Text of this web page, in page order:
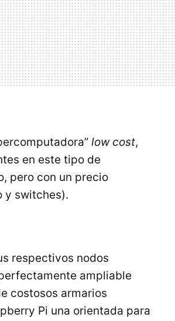
low cost,
en este tipo de
pero con un precio
y switches).
respectivos nodos
ampliable
costosos armarios
Pi una orientada para